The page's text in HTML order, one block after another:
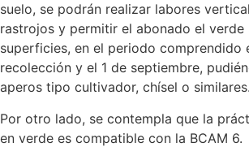
suelo, se podrán realizar labores
rastrojos y permitir el abonado el verde
superficies, en el periodo comprendido
recolección y el 1 de septiembre,
aperos tipo cultivador, chísel o similares.
Por otro lado, se contempla que la
en verde es compatible con la BCAM 6.